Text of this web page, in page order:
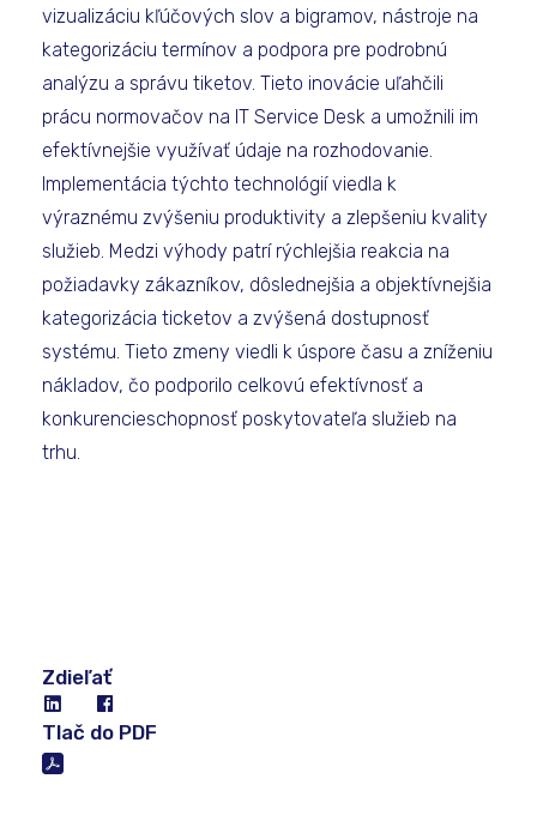
vizualizáciu kľúčových slov a bigramov, nástroje na
kategorizáciu termínov a podpora pre podrobnú
analýzu a správu tiketov. Tieto inovácie uľahčili
prácu normovačov na IT Service Desk a umožnili im
efektívnejšie využívať údaje na rozhodovanie.
Implementácia týchto technológií viedla k
výraznému zvýšeniu produktivity a zlepšeniu kvality
služieb. Medzi výhody patrí rýchlejšia reakcia na
požiadavky zákazníkov, dôslednejšia a objektívnejšia
kategorizácia ticketov a zvýšená dostupnosť
systému. Tieto zmeny viedli k úspore času a zníženiu
nákladov, čo podporilo celkovú efektívnosť a
konkurencieschopnosť poskytovateľa služieb na
trhu.
Zdieľať
Tlač do PDF